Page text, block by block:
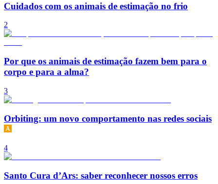
Cuidados com os animais de estimação no frio
2
Por que os animais de estimação fazem bem para o
corpo e para a alma?
3
Orbiting: um novo comportamento nas redes sociais
4
Santo Cura d’Ars: saber reconhecer nossos erros